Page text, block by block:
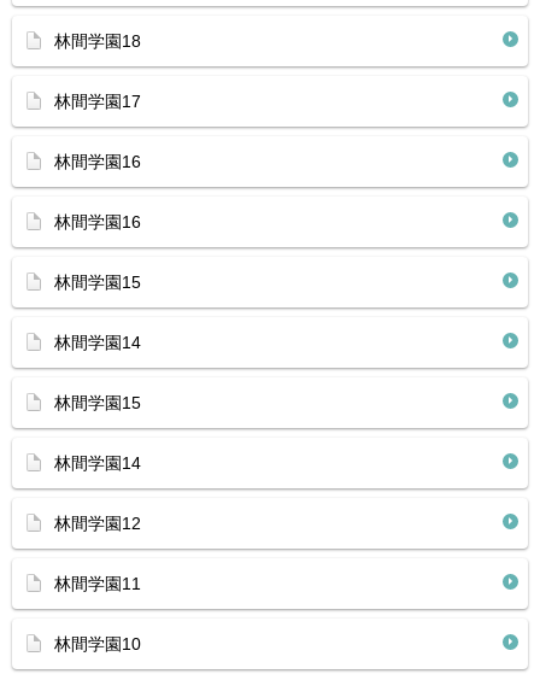
林間学園18
林間学園17
林間学園16
林間学園16
林間学園15
林間学園14
林間学園15
林間学園14
林間学園12
林間学園11
林間学園10